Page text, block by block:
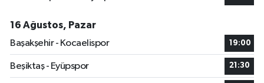
16 Ağustos, Pazar
Başakşehir - Kocaelispor
19:00
Beşiktaş - Eyüpspor 21:30